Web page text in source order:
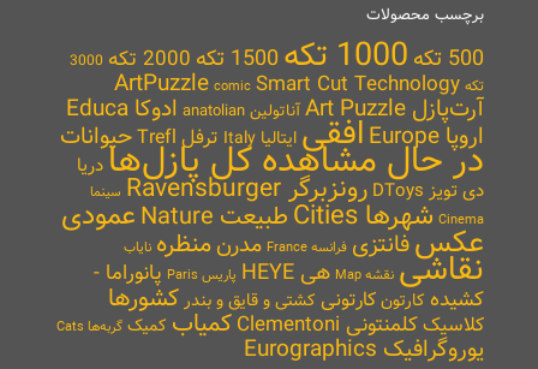
برچسب محصولات
500 تکه 1000 تکه 1500 تکه 2000 تکه
3000
تکه
ArtPuzzle comic Smart Cut Technology
آرت‌پازل Art Puzzle آناتولین anatolian ادوکا Educa
اروپا Europe افقی ایتالیا Italy ترفل Trefl حیواناتدر حال مشاهده کل پازل‌هادریا
دی تویز DToys
رونزبرگر Ravensburger
سینما
Cinema شهرها Cities طبیعت Nature عمودی
عکسفانتزی فرانسه France مدرنمنظره نایاب نقاشی نقشه Map هی HEYE پاریس Paris
پانوراما -
کشیده کارتونکارتونی کشتی و قایق و بندر کشورها
کلاسیککلمنتونی Clementoni کمیاب کمیک گربه‌ها Cats
یوروگرافیک Eurographics